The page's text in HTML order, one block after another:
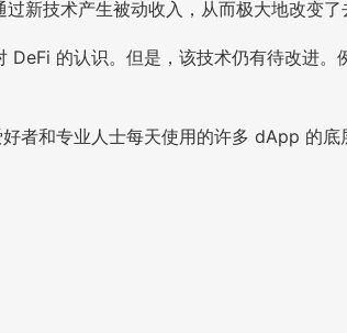
新技术产生被动收入，从而极大地改变了
的认识。但是，该技术仍有待改进
好者和专业人士每天使用的许多 dApp 的底